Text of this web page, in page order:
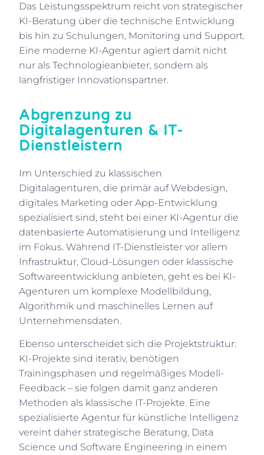
Das Leistungsspektrum reicht von strategischer
KI-Beratung über die technische Entwicklung
bis hin zu Schulungen, Monitoring und Support.
Eine moderne KI-Agentur agiert damit nicht
nur als Technologieanbieter, sondern als
langfristiger Innovationspartner.
Abgrenzung zu
Digitalagenturen & IT-
Dienstleistern
Im Unterschied zu klassischen
Digitalagenturen, die primär auf Webdesign,
digitales Marketing oder App-Entwicklung
spezialisiert sind, steht bei einer KI-Agentur die
datenbasierte Automatisierung und Intelligenz
im Fokus. Während IT-Dienstleister vor allem
Infrastruktur, Cloud-Lösungen oder klassische
Softwareentwicklung anbieten, geht es bei KI-
Agenturen um komplexe Modellbildung,
Algorithmik und maschinelles Lernen auf
Unternehmensdaten.
Ebenso unterscheidet sich die Projektstruktur:
KI-Projekte sind iterativ, benötigen
Trainingsphasen und regelmäßiges Modell-
Feedback – sie folgen damit ganz anderen
Methoden als klassische IT-Projekte. Eine
spezialisierte Agentur für künstliche Intelligenz
vereint daher strategische Beratung, Data
Science und Software Engineering in einem